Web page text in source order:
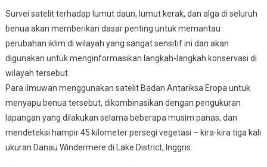
Survei satelit terhadap lumut daun, lumut kerak, dan alga di seluruh
benua akan memberikan dasar penting untuk memantau
perubahan iklim di wilayah yang sangat sensitif ini dan akan
digunakan untuk menginformasikan langkah-langkah konservasi di
wilayah tersebut.
Para ilmuwan menggunakan satelit Badan Antariksa Eropa untuk
menyapu benua tersebut, dikombinasikan dengan pengukuran
lapangan yang dilakukan selama beberapa musim panas, dan
mendeteksi hampir 45 kilometer persegi vegetasi – kira-kira tiga kali
ukuran Danau Windermere di Lake District, Inggris.